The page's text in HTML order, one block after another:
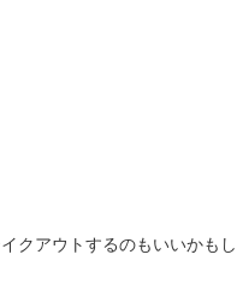
クアウトするのもいいかもし